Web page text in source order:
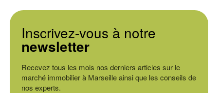
Inscrivez-vous à notre
newsletter
Recevez tous les mois nos derniers articles sur le
marché immobilier à Marseille ainsi que les conseils de
nos experts.